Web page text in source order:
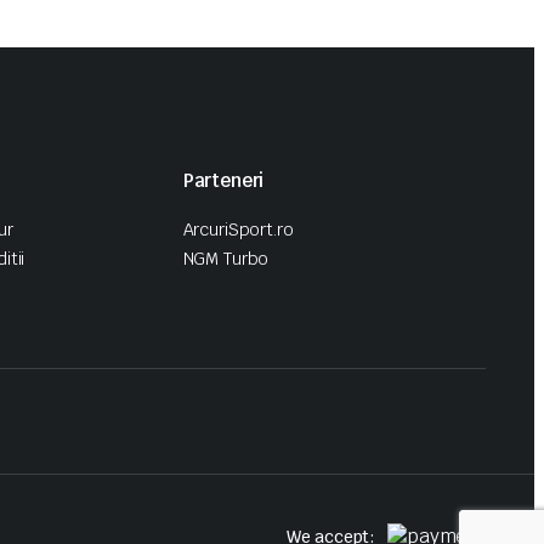
Parteneri
ArcuriSport.ro
NGM Turbo
We accept: